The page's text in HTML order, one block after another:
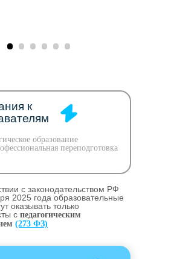
образование
переподготовка
с законодательством РФ
2025 года образовательные
оказывать только
с педагогическим
(273 ФЗ)
к